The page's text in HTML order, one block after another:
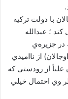
با دولت ترکیه
؛ عبدالله
در جزيره‌ي
از نااميدي
علناً از رودستي كه
وي احتمال خيلي